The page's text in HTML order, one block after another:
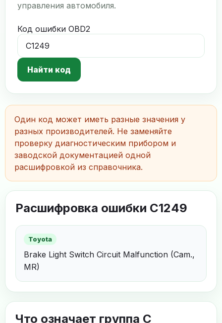
управления автомобиля.
Код ошибки OBD2
Найти код
Один код может иметь разные значения у
разных производителей. Не заменяйте
проверку диагностическим прибором и
заводской документацией одной
расшифровкой из справочника.
Расшифровка ошибки C1249
Toyota
Brake Light Switch Circuit Malfunction (Cam.,
MR)
Что означает группа C